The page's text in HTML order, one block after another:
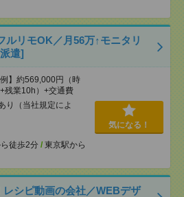
ルリモOK／月56万↑モニタリ
遣]
】約569,000円（時
残業10h）+交通費
り（当社規定によ
徒歩2分 / 東京駅から
気になる！
レシピ動画の会社／WEBデザ